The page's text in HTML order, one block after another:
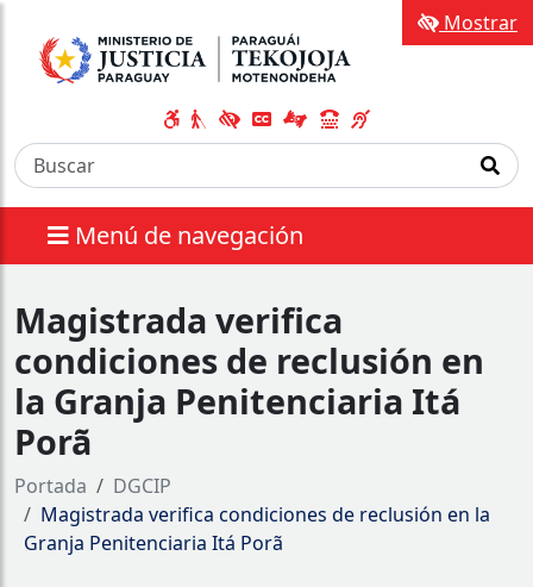
Menú de navegación
Mostrar
Magistrada verifica
condiciones de reclusión en
la Granja Penitenciaria Itá
Porã
Portada
DGCIP
Magistrada verifica condiciones de reclusión en la
Granja Penitenciaria Itá Porã